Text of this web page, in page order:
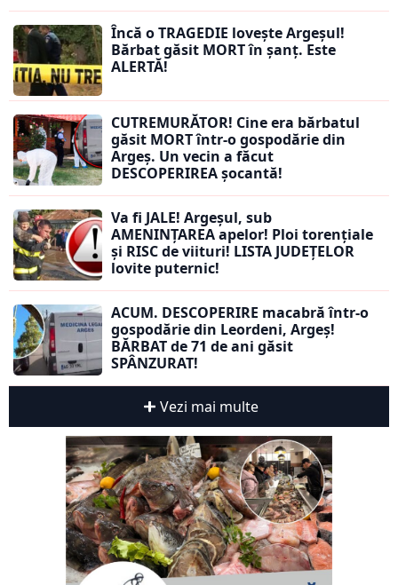
Încă o TRAGEDIE lovește Argeșul!
Bărbat găsit MORT în șanț. Este
ALERTĂ!
CUTREMURĂTOR! Cine era bărbatul
găsit MORT într-o gospodărie din
Argeș. Un vecin a făcut
DESCOPERIREA șocantă!
Va fi JALE! Argeșul, sub
AMENINȚAREA apelor! Ploi torențiale
și RISC de viituri! LISTA JUDEȚELOR
lovite puternic!
ACUM. DESCOPERIRE macabră într-o
gospodărie din Leordeni, Argeș!
BĂRBAT de 71 de ani găsit
SPÂNZURAT!
Vezi mai multe